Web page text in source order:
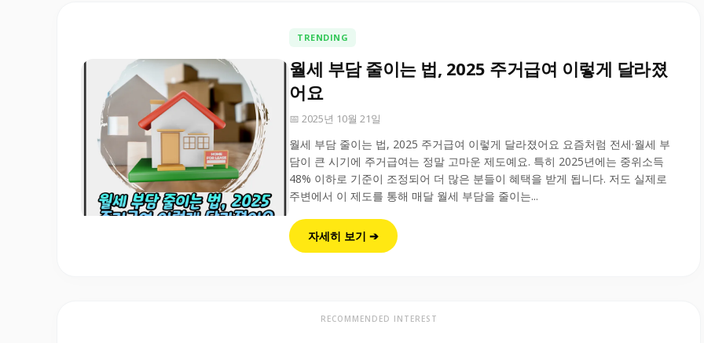
TRENDING
월세 부담 줄이는 법, 2025 주거급여 이렇게 달라졌
어요
📅 2025년 10월 21일
월세 부담 줄이는 법, 2025 주거급여 이렇게 달라졌어요 요즘처럼 전세·월세 부
담이 큰 시기에 주거급여는 정말 고마운 제도예요. 특히 2025년에는 중위소득
48% 이하로 기준이 조정되어 더 많은 분들이 혜택을 받게 됩니다. 저도 실제로
주변에서 이 제도를 통해 매달 월세 부담을 줄이는...
자세히 보기 ➔
RECOMMENDED INTEREST